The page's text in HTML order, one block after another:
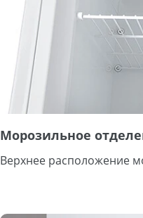
Морозильное
Верхнее расположение